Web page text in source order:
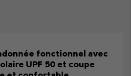
fonctionnel avec
UPF 50 et coupe